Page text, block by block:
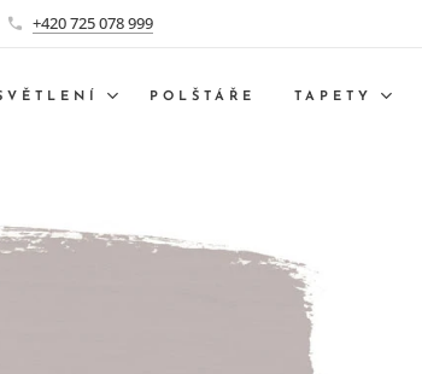
+420 725 078 999
POLŠTÁŘE TAPETY